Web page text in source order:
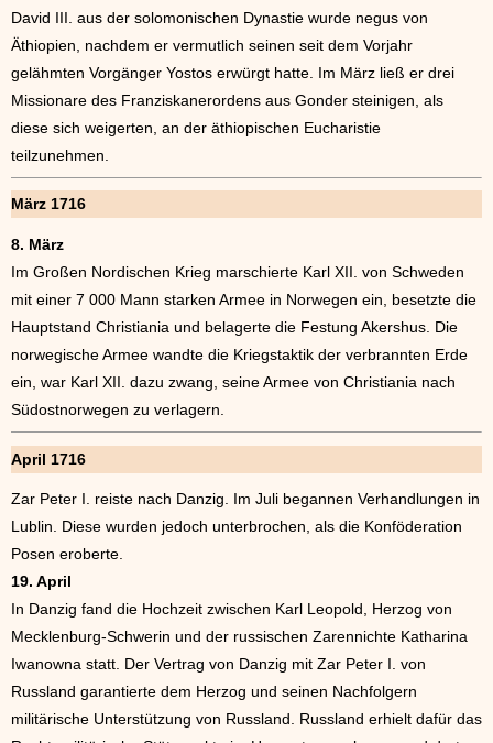
David III. aus der solomonischen Dynastie wurde negus von
Äthiopien, nachdem er vermutlich seinen seit dem Vorjahr
gelähmten Vorgänger Yostos erwürgt hatte. Im März ließ er drei
Missionare des Franziskanerordens aus Gonder steinigen, als
diese sich weigerten, an der äthiopischen Eucharistie
teilzunehmen.
März 1716
8. März
Im Großen Nordischen Krieg marschierte Karl XII. von Schweden
mit einer 7 000 Mann starken Armee in Norwegen ein, besetzte die
Hauptstand Christiania und belagerte die Festung Akershus. Die
norwegische Armee wandte die Kriegstaktik der verbrannten Erde
ein, war Karl XII. dazu zwang, seine Armee von Christiania nach
Südostnorwegen zu verlagern.
April 1716
Zar Peter I. reiste nach Danzig. Im Juli begannen Verhandlungen in
Lublin. Diese wurden jedoch unterbrochen, als die Konföderation
Posen eroberte.
19. April
In Danzig fand die Hochzeit zwischen Karl Leopold, Herzog von
Mecklenburg-Schwerin und der russischen Zarennichte Katharina
Iwanowna statt. Der Vertrag von Danzig mit Zar Peter I. von
Russland garantierte dem Herzog und seinen Nachfolgern
militärische Unterstützung von Russland. Russland erhielt dafür das